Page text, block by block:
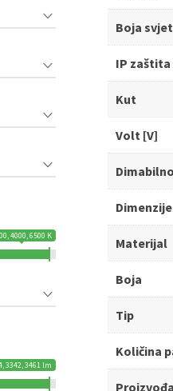
Boja
IP zaštita
Kut
Volt [V]
Dimenzije
Materijal
Boja
Tip
Količina
4000, 6500 K
3342, 3461 lm